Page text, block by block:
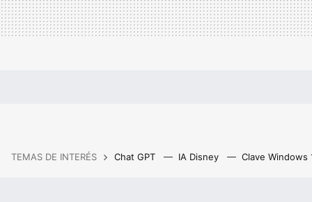
TEMAS DE INTERÉS Chat GPT IA Disney Clave Windows